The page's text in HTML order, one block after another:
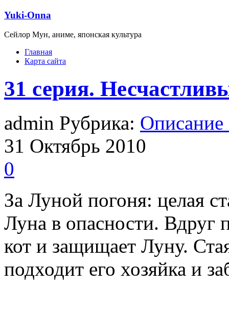
Yuki-Onna
Сейлор Мун, аниме, японская культура
Главная
Карта сайта
31 серия.
admin Рубрика:
31 Октябрь 2010
0
За Луной погоня: целая
Луна в опасности. Вдруг
кот и защищает Луну.
подходит его хозяйка и